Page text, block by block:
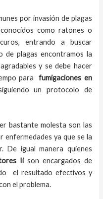
por invasión de plagas
como ratones o
entrando a buscar
de plagas encontramos la
y se debe hacer
parafumigaciones en
un protocolo de
bastante molesta son las
enfermedades ya que se la
De igual manera quienes
Iison encargados de
el resultado efectivos y
el problema.